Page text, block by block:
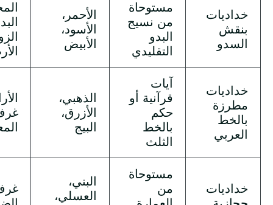
خداديات
بنقش
السدو
مستوحاة
من نسيج
البدو
التقليدي
الأحمر،
الأسود،
الأبيض
خداديات
مطرزة
بالخط
العربي
آيات
قرآنية أو
حكم
بالخط
الثلث
الذهبي،
الأزرق،
البيج
خداديات
مستوحاة
من
البني،
العسلي،